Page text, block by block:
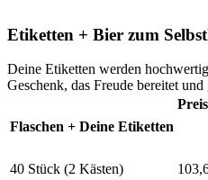
Etiketten + Bier zum
Deine Etiketten werden
Geschenk, das Freude bereitet
Flaschen + Deine Etiketten
40 Stück (2 Kästen)